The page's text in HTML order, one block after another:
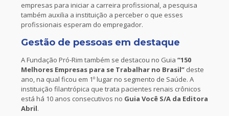
empresas para iniciar a carreira profissional, a pesquisa
também auxilia a instituição a perceber o que esses
profissionais esperam do empregador.
Gestão de pessoas em destaque
A Fundação Pró-Rim também se destacou no Guia “150
Melhores Empresas para se Trabalhar no Brasil”deste
ano, na qual ficou em 1º lugar no segmento de Saúde. A
instituição filantrópica que trata pacientes renais crônicos
está há 10 anos consecutivos no Guia Você S/A da Editora
Abril.